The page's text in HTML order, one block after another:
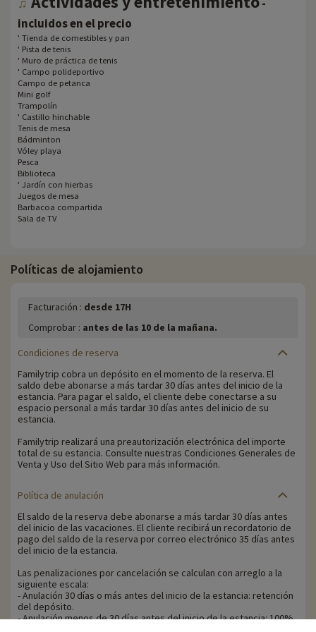
-
incluidos en el precio
' Tienda de comestibles y pan
' Pista de tenis
' Muro de práctica de tenis
' Campo polideportivo
Campo de petanca
Mini golf
Trampolín
' Castillo hinchable
Tenis de mesa
Bádminton
Vóley playa
Pesca
Biblioteca
' Jardín con hierbas
Juegos de mesa
Barbacoa compartida
Sala de TV
Políticas de alojamiento
Facturación : desde 17H
Comprobar : antes de las 10 de la mañana.
Condiciones de reserva
Familytrip cobra un depósito en el momento de la reserva. El
saldo debe abonarse a más tardar 30 días antes del inicio de la
estancia. Para pagar el saldo, el cliente debe conectarse a su
espacio personal a más tardar 30 días antes del inicio de su
estancia.
Familytrip realizará una preautorización electrónica del importe
total de su estancia. Consulte nuestras Condiciones Generales de
Venta y Uso del Sitio Web para más información.
Política de anulación
El saldo de la reserva debe abonarse a más tardar 30 días antes
del inicio de las vacaciones. El cliente recibirá un recordatorio de
pago del saldo de la reserva por correo electrónico 35 días antes
del inicio de la estancia.
Las penalizaciones por cancelación se calculan con arreglo a la
siguiente escala:
- Anulación 30 días o más antes del inicio de la estancia: retención
del depósito.
- Anulación menos de 30 días antes del inicio de la estancia: 100%